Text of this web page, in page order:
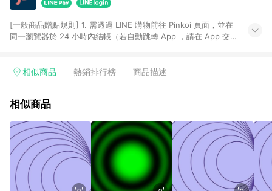
[一般商品贈點規則] 1. 需透過 LINE 購物前往 Pinkoi 頁面，並在
同一瀏覽器於 24 小時內結帳（若自動跳轉 App ，請在 App 交
回饋訂單不得享有 Pinkoi 站方優惠，例如首購優惠，P coins，
行為，不具贈點資格，部分退款不在此限。 6. APP 請更新至
貨後 45 天後發送。 8. 群眾募資商品，禮物卡，開館保證金，補
運費，攤位費等不具贈點資格。 9. LINE 購物站上之商品規格、
顏色、價位、贈品如與 Pinkoi 商品資訊頁及購物車不符，以
Pinkoi 購物商品資訊頁及購物車標示為準。 10. 點數紅包使用規
則請以點數紅包活動說明為準。 11. 若於 LINE 購物前往 Pinkoi
頁面後才首次下載 Pinkoi APP 並完成訂單，不符合導購資格；承
相似商品 熱銷排行榜 商品描述
相似商品